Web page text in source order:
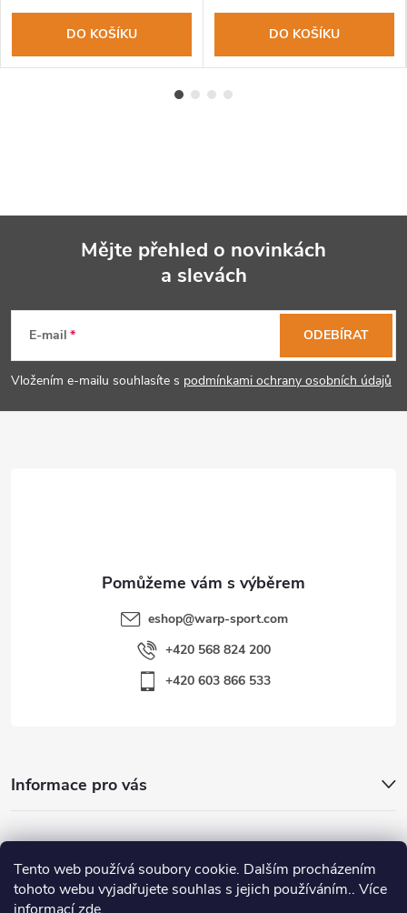
Tento web používá soubory cookie. Dalším procházením
tohoto webu vyjadřujete souhlas s jejich používáním.. Více
DO KOŠÍKU DO KOŠÍKU
p
a
Mějte přehled o novinkách
a slevách
E-mail
Vložením e-mailu souhlasíte s podmínkami ochrany osobních údajů
ODEBÍRAT
eshop@warp-sport.com
+420 568 824 200
+420 603 866 533
Informace pro vás
Nejhledanější